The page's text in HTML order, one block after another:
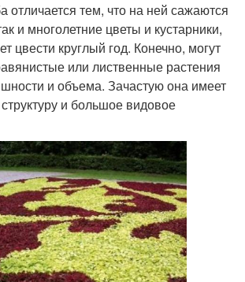
отличается тем, что на ней сажаются
и многолетние цветы и кустарники,
цвести круглый год. Конечно, могут
или лиственные растения
и объема. Зачастую она имеет
и большое видовое